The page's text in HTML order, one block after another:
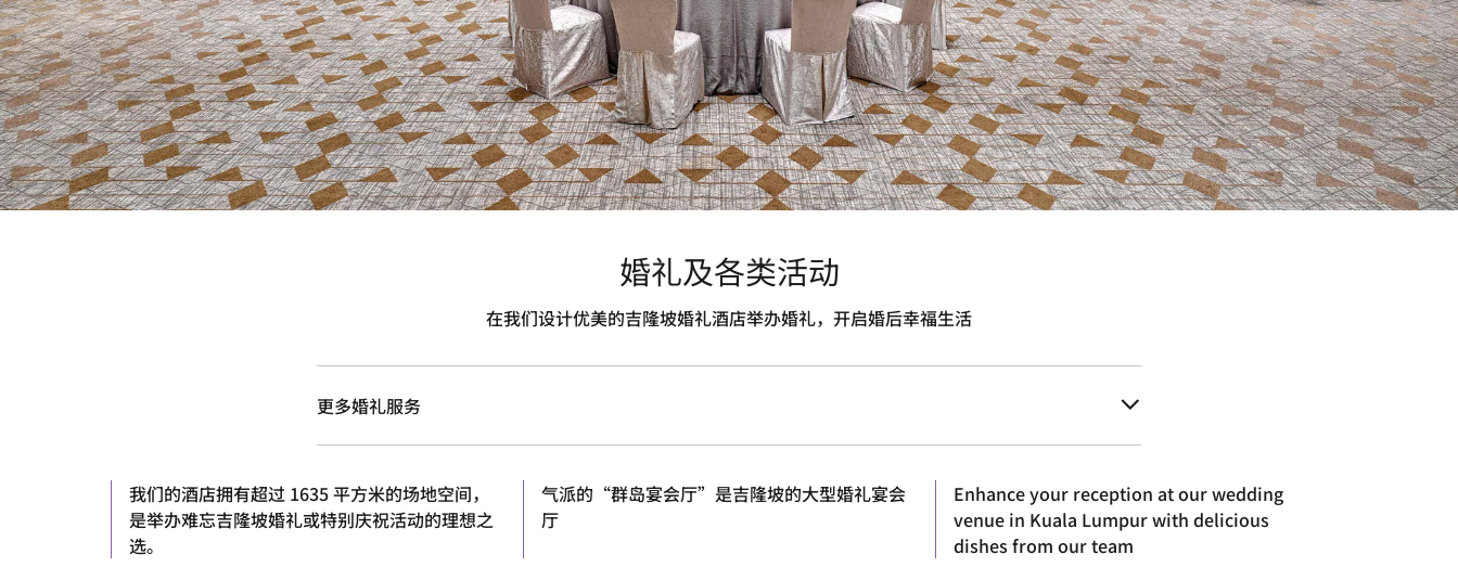
婚礼及各类活动
在我们设计优美的吉隆坡婚礼酒店举办婚礼，开启婚后幸福生活
更多婚礼服务
我们的酒店拥有超过 1635 平方米的场地空间，
是举办难忘吉隆坡婚礼或特别庆祝活动的理想之
选。
气派的“群岛宴会厅”是吉隆坡的大型婚礼宴会
厅
Enhance your reception at our wedding
venue in Kuala Lumpur with delicious
dishes from our team